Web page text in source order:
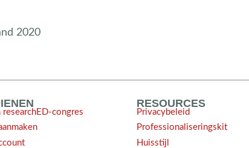
2020
congres
RESOURCES
Privacybeleid
Professionaliseringskit
Huisstijl